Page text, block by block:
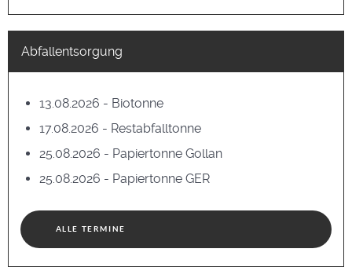
Abfallentsorgung
13.08.2026 - Biotonne
17.08.2026 - Restabfalltonne
25.08.2026 - Papiertonne Gollan
25.08.2026 - Papiertonne GER
ALLE TERMINE